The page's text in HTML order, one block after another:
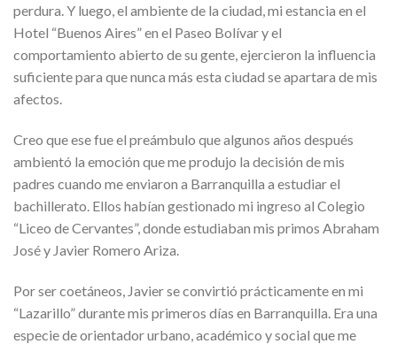
perdura. Y luego, el ambiente de la ciudad, mi estancia en el
Hotel “Buenos Aires” en el Paseo Bolívar y el
comportamiento abierto de su gente, ejercieron la influencia
suficiente para que nunca más esta ciudad se apartara de mis
afectos.
Creo que ese fue el preámbulo que algunos años después
ambientó la emoción que me produjo la decisión de mis
padres cuando me enviaron a Barranquilla a estudiar el
bachillerato. Ellos habían gestionado mi ingreso al Colegio
“Liceo de Cervantes”, donde estudiaban mis primos Abraham
José y Javier Romero Ariza.
Por ser coetáneos, Javier se convirtió prácticamente en mi
“Lazarillo” durante mis primeros días en Barranquilla. Era una
especie de orientador urbano, académico y social que me